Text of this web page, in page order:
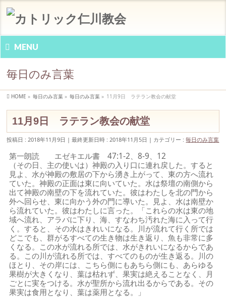
MENU
毎日のみ言葉
HOME » 毎日のみ言葉 » 毎日のみ言葉 » 11月9日 ラテラン教会の献堂
11月9日 ラテラン教会の献堂
投稿日 : 2018年11月9日 最終更新日時 : 2018年11月5日 カテゴリー :毎日のみ言葉
第一朗読 エゼキエル書 47:1-2、8-9、12
（その日、主の使いは）神殿の入り口に連れ戻した。すると
見よ、水が神殿の敷居の下から湧き上がって、東の方へ流れ
ていた。神殿の正面は東に向いていた。水は祭壇の南側から
出て神殿の南壁の下を流れていた。彼はわたしを北の門から
外へ回らせ、東に向かう外の門に導いた。見よ、水は南壁か
ら流れていた。彼はわたしに言った。「これらの水は東の地
域へ流れ、アラバに下り、海、すなわち汚れた海に入って行
く。すると、その水はきれいになる。川が流れて行く所では
どこでも、群がるすべての生き物は生き返り、魚も非常に多
くなる。この水が流れる所では、水がきれいになるからであ
る。この川が流れる所では、すべてのものが生き返る。川の
ほとり、その岸には、こちら側にもあちら側にも、あらゆる
果樹が大きくなり、葉は枯れず、果実は絶えることなく、月
ごとに実をつける。水が聖所から流れ出るからである。その
果実は食用となり、葉は薬用となる。」